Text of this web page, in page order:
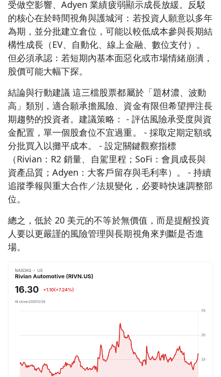
受做空影響、Adyen 業績疲弱顯示成長放緩。反駁
的核心在於時間視角與護城河：若投資人願意以多年
為期，並分批建立倉位，可能以較低成本參與長期結
構性成長（EV、自動化、線上金融、數位支付）。
但必須承認：若短期內基本面惡化或市場情緒崩潰，
股價可能大幅下探。
結論與行動建議 這三檔股票都屬於「題材濃、波動
高」類別，適合願承擔風險、資金有限但希望押注長
期趨勢的投資者。建議策略： - 評估風險承受度與資
金配置，單一個股倉位不宜過重。 - 採取定期定額或
分批買入以攤平成本。 - 設定關鍵觀察指標
（Rivian：R2 銷量、自駕里程；SoFi：會員成長與
資產品質；Adyen：大客戶留存與毛利率）。 - 持續
追蹤季報與重大合作／法規變化，必要時快速調整部
位。
總之，低於 20 美元的不等於無價值，而是提醒投資
人要以更嚴謹的風險管理與長期視角來判斷是否進
場。